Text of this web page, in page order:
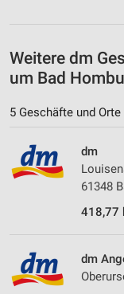
Weitere dm
um Bad
5 Geschäfte und Orte
dm
61348
418,77
dm